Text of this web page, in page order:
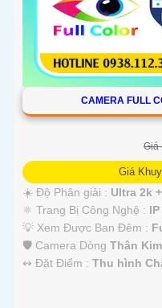
CAMERA FULL
Giá
Giá
☀️ Độ Phân giải : Ultra 2k
⚛️ Trang Bị Công Nghệ :
💡 Xem Được Ban Đêm :
🛡 Camera Dòng Thân
️↭ Đặt Điểm : Thu hình